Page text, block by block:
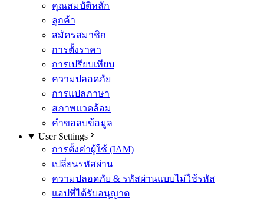
คุณสมบัติหลัก
ลูกค้า
สมัครสมาชิก
การตั้งราคา
การเปรียบเทียบ
ความปลอดภัย
การแปลภาษา
สภาพแวดล้อม
คำขอลบข้อมูล
User Settings
การตั้งค่าผู้ใช้ (IAM)
เปลี่ยนรหัสผ่าน
ความปลอดภัย & รหัสผ่านแบบไม่ใช้รหัส
แอปที่ได้รับอนุญาต